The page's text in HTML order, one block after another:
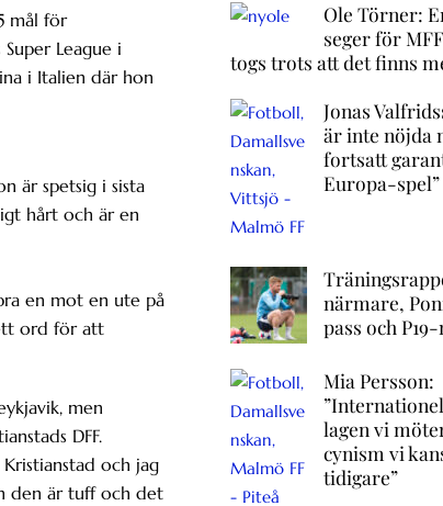
mål för
League i
i Italien där hon
är spetsig i sista
hårt och är en
en mot en ute på
ord för att
men
DFF.
och jag
den är tuff och det
Ole Törner:
seger för
togs trots att det finns
Jonas
är inte nöjda
fortsatt
Europa-spel”
närmare,
pass och
Mia Persson:
lagen vi
cynism vi
tidigare”